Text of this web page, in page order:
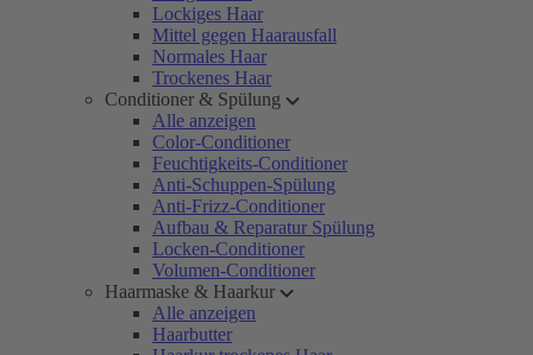
Lockiges Haar
Mittel gegen Haarausfall
Normales Haar
Trockenes Haar
Conditioner & Spülung
Alle anzeigen
Color-Conditioner
Feuchtigkeits-Conditioner
Anti-Schuppen-Spülung
Anti-Frizz-Conditioner
Aufbau & Reparatur Spülung
Locken-Conditioner
Volumen-Conditioner
Haarmaske & Haarkur
Alle anzeigen
Haarbutter